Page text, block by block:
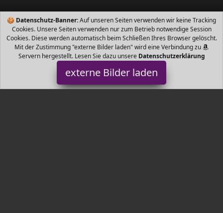
🍪 Datenschutz-Banner:Auf unseren Seiten verwenden wir keine Tracking
Cookies. Unsere Seiten verwenden nur zum Betrieb notwendige Session
Cookies. Diese werden automatisch beim Schließen Ihres Browser gelöscht.
Mit der Zustimmung "externe Bilder laden" wird eine Verbindung zu
Servern hergestellt. Lesen Sie dazu unsere Datenschutzerklärung
externe Bilder laden